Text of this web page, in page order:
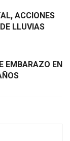
ACCIONES
LLUVIAS
EMBARAZO EN